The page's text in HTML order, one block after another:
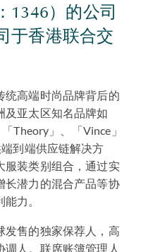
1346）的公司
于香港联合交
统高端时尚品牌背后的
及亚太区知名品牌如
Theory」、「Vince」
到端供应链解决方
服装类别组合，通过实
长潜力的混合产品等协
力。
发售的独家保荐人，高
人。联席账簿管理人